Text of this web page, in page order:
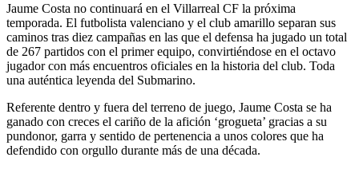
Jaume Costa no continuará en el Villarreal CF la próxima
temporada. El futbolista valenciano y el club amarillo separan sus
caminos tras diez campañas en las que el defensa ha jugado un total
de 267 partidos con el primer equipo, convirtiéndose en el octavo
jugador con más encuentros oficiales en la historia del club. Toda
una auténtica leyenda del Submarino.
Referente dentro y fuera del terreno de juego, Jaume Costa se ha
ganado con creces el cariño de la afición ‘grogueta’ gracias a su
pundonor, garra y sentido de pertenencia a unos colores que ha
defendido con orgullo durante más de una década.